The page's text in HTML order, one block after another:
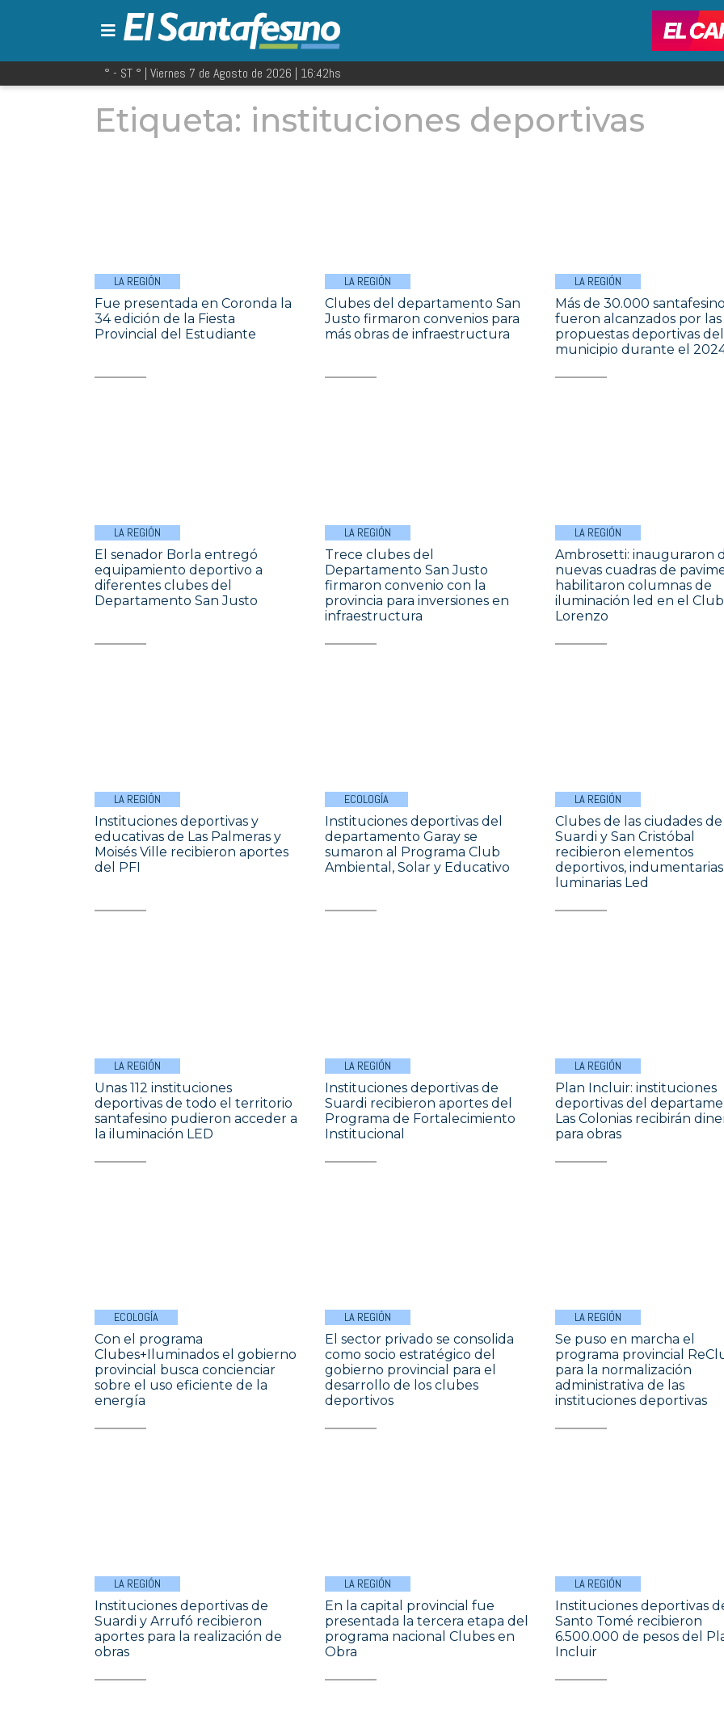
° - ST ° | Viernes 7 de Agosto de 2026 | 16:42hs
Etiqueta: instituciones deportivas
LA REGIÓN
Fue presentada en Coronda la
34 edición de la Fiesta
Provincial del Estudiante
LA REGIÓN
Clubes del departamento San
Justo firmaron convenios para
más obras de infraestructura
LA REGIÓN
Más de 30.000
fueron alcanzados por las
propuestas deportivas del
municipio durante el
LA REGIÓN
El senador Borla entregó
equipamiento deportivo a
diferentes clubes del
Departamento San Justo
LA REGIÓN
Trece clubes del
Departamento San Justo
firmaron convenio con la
provincia para inversiones en
infraestructura
LA REGIÓN
Ambrosetti: inauguraron
nuevas cuadras de
habilitaron columnas de
iluminación led en el
Lorenzo
LA REGIÓN
Instituciones deportivas y
educativas de Las Palmeras y
Moisés Ville recibieron aportes
del PFI
ECOLOGÍA
Instituciones deportivas del
departamento Garay se
sumaron al Programa Club
Ambiental, Solar y Educativo
LA REGIÓN
Clubes de las ciudades de
Suardi y San Cristóbal
recibieron elementos
deportivos,
luminarias Led
LA REGIÓN
Unas 112 instituciones
deportivas de todo el territorio
santafesino pudieron acceder a
la iluminación LED
LA REGIÓN
Instituciones deportivas de
Suardi recibieron aportes del
Programa de Fortalecimiento
Institucional
LA REGIÓN
Plan Incluir: instituciones
deportivas del
Las Colonias recibirán
para obras
ECOLOGÍA
Con el programa
Clubes+Iluminados el gobierno
provincial busca concienciar
sobre el uso eficiente de la
energía
LA REGIÓN
El sector privado se consolida
como socio estratégico del
gobierno provincial para el
desarrollo de los clubes
deportivos
LA REGIÓN
Se puso en marcha el
programa provincial
para la normalización
administrativa de las
instituciones deportivas
LA REGIÓN
Instituciones deportivas de
Suardi y Arrufó recibieron
aportes para la realización de
obras
LA REGIÓN
En la capital provincial fue
presentada la tercera etapa del
programa nacional Clubes en
Obra
LA REGIÓN
Instituciones deportivas
Santo Tomé recibieron
6.500.000 de pesos del
Incluir